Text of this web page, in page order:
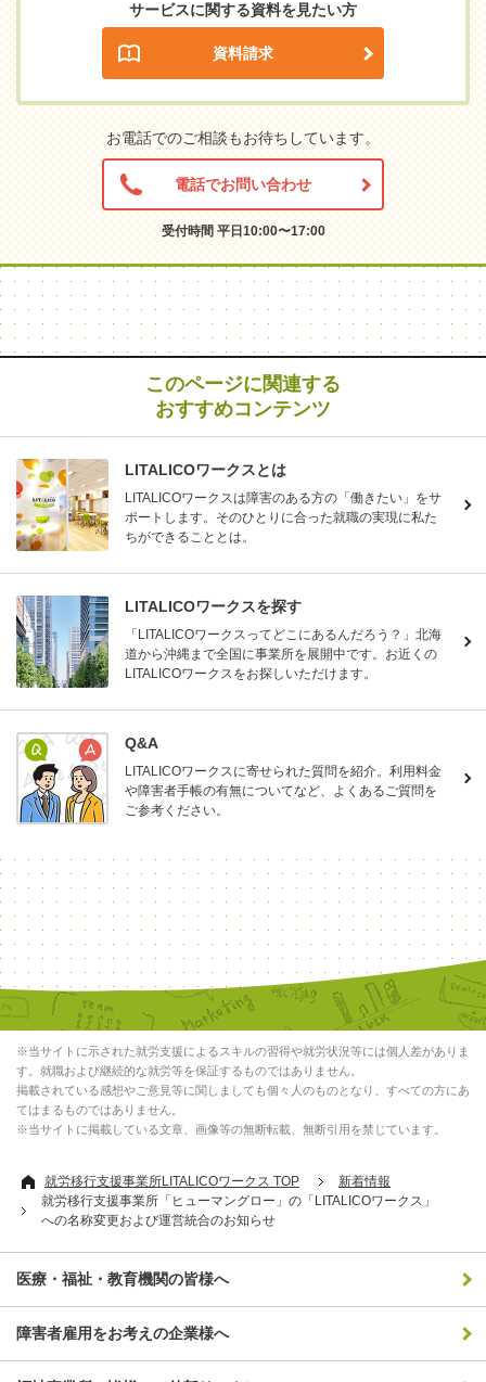
サービスに関する資料を見たい方
資料請求
お電話でのご相談もお待ちしています。
電話でお問い合わせ
受付時間 平日10:00〜17:00
このページに関連する
おすすめコンテンツ
LITALICOワークスとは
LITALICOワークスは障害のある方の「働きたい」をサ
ポートします。そのひとりに合った就職の実現に私た
ちができることとは。
LITALICOワークスを探す
「LITALICOワークスってどこにあるんだろう？」北海
道から沖縄まで全国に事業所を展開中です。お近くの
LITALICOワークスをお探しいただけます。
Q&A
LITALICOワークスに寄せられた質問を紹介。利用料金
や障害者手帳の有無についてなど、よくあるご質問を
ご参考ください。
※当サイトに示された就労支援によるスキルの習得や就労状況等には個人差がありま
す。就職および継続的な就労等を保証するものではありません。
掲載されている感想やご意見等に関しましても個々人のものとなり、すべての方にあ
てはまるものではありません。
※当サイトに掲載している文章、画像等の無断転載、無断引用を禁じています。
就労移行支援事業所LITALICOワークス TOP
新着情報
就労移行支援事業所「ヒューマングロー」の「LITALICOワークス」
への名称変更および運営統合のお知らせ
医療・福祉・教育機関の皆様へ
障害者雇用をお考えの企業様へ